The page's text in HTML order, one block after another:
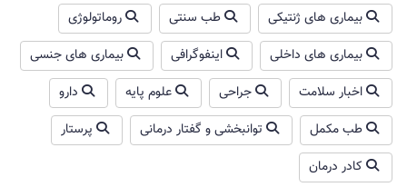
بیماری های ژنتیکی
طب سنتی
روماتولوژی
بیماری های داخلی
اینفوگرافی
بیماری های جنسی
اخبار سلامت
جراحی علوم پایه
دارو
طب مکمل
توانبخشی و گفتار درمانی
پرستار
کادر درمان